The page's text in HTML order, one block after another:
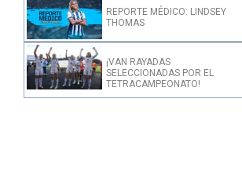
REPORTE MÉDICO: LINDSEY
THOMAS
¡VAN RAYADAS
SELECCIONADAS POR EL
TETRACAMPEONATO!